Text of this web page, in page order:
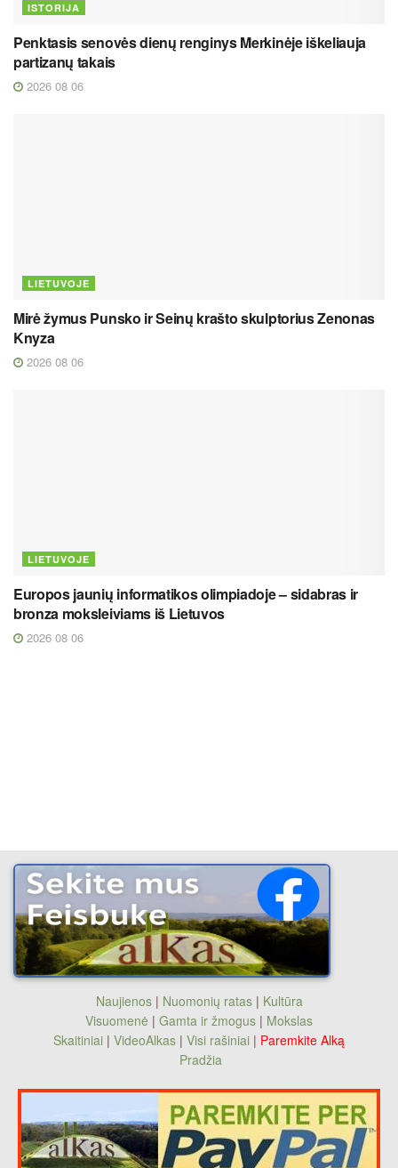
ISTORIJA
Penktasis senovės dienų renginys Merkinėje iškeliauja
partizanų takais
2026 08 06
LIETUVOJE
Mirė žymus Punsko ir Seinų krašto skulptorius Zenonas
Knyza
2026 08 06
LIETUVOJE
Europos jaunių informatikos olimpiadoje – sidabras ir
bronza moksleiviams iš Lietuvos
2026 08 06
Naujienos| Nuomonių ratas| Kultūra
Visuomenė | Gamta ir žmogus | Mokslas
Skaitiniai | VideoAlkas | Visi rašiniai | Paremkite Alką
Pradžia